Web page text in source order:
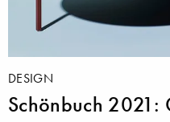
DESIGN
Schönbuch 2021: